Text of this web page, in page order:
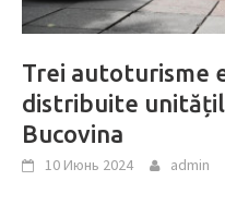
Trei autoturisme
distribuite
Bucovina
10 Июнь 2024 admin